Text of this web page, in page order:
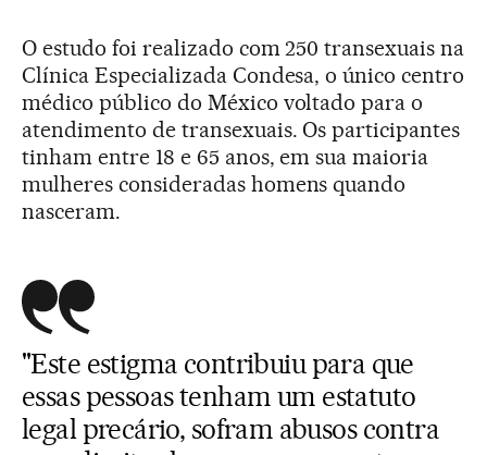
O estudo foi realizado com 250 transexuais na
Clínica Especializada Condesa, o único centro
médico público do México voltado para o
atendimento de transexuais. Os participantes
tinham entre 18 e 65 anos, em sua maioria
mulheres consideradas homens quando
nasceram.
"Este estigma contribuiu para que
essas pessoas tenham um estatuto
legal precário, sofram abusos contra